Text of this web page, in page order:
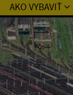
AKO VYBAVIŤ